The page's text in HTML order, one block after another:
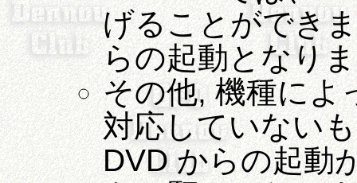
げることができ
らの起動となり
その他, 機種によ
対応していない
DVD からの起動